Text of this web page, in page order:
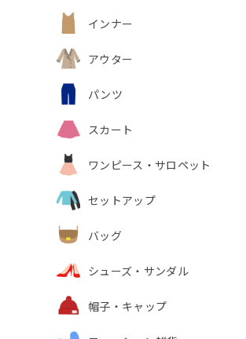
インナー
アウター
パンツ
スカート
ワンピース・サロペット
セットアップ
バッグ
シューズ・サンダル
帽子・キャップ